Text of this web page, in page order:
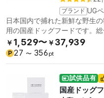
ブランド UG
日本国内で捕れた新鮮な野生
用の国産ドッグフードです。総
￥ 1,529〜 ￥37,939
P 27 〜 356 pt
試供品有
国産ドッグ